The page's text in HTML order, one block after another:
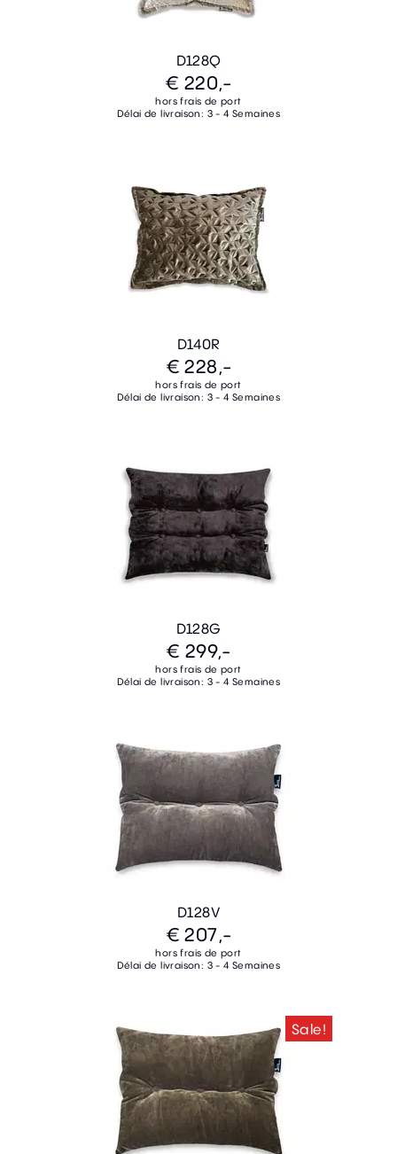
D128Q
€ 220,-
hors frais de port
Délai de livraison: 3 - 4 Semaines
D140R
€ 228,-
hors frais de port
Délai de livraison: 3 - 4 Semaines
D128G
€ 299,-
hors frais de port
Délai de livraison: 3 - 4 Semaines
D128V
€ 207,-
hors frais de port
Délai de livraison: 3 - 4 Semaines
Sale!